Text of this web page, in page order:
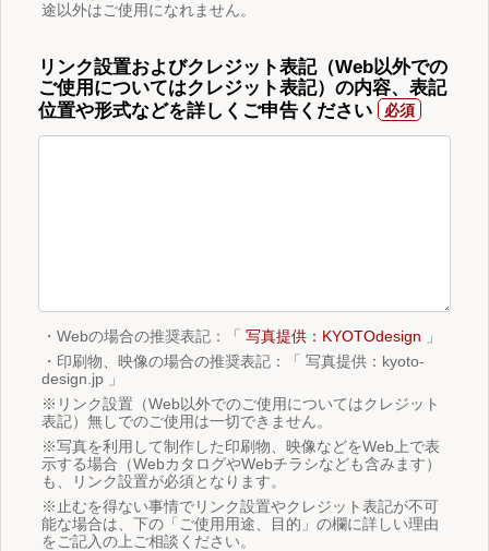
途以外はご使用になれません。
リンク設置およびクレジット表記（Web以外での
ご使用についてはクレジット表記）の内容、表記
位置や形式などを詳しくご申告ください
・Webの場合の推奨表記：「 写真提供：KYOTOdesign 」
・印刷物、映像の場合の推奨表記：「 写真提供：kyoto-
design.jp 」
※リンク設置（Web以外でのご使用についてはクレジット
表記）無しでのご使用は一切できません。
※写真を利用して制作した印刷物、映像などをWeb上で表
示する場合（WebカタログやWebチラシなども含みます）
も、リンク設置が必須となります。
※止むを得ない事情でリンク設置やクレジット表記が不可
能な場合は、下の「ご使用用途、目的」の欄に詳しい理由
をご記入の上ご相談ください。